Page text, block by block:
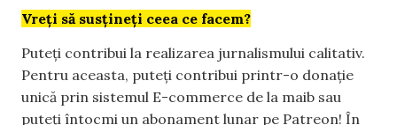
Vreți să susțineți ceea ce facem?
Puteți contribui la realizarea jurnalismului calitativ.
Pentru aceasta, puteți contribui printr-o donație
unică prin sistemul E-commerce de la maib sau
puteți întocmi un abonament lunar pe Patreon! În